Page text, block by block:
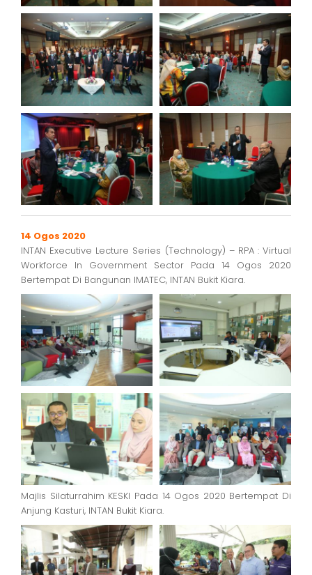
14 Ogos 2020
INTAN Executive Lecture Series (Technology) – RPA : Virtual
Workforce In Government Sector Pada 14 Ogos 2020
Bertempat Di Bangunan IMATEC, INTAN Bukit Kiara.
Majlis Silaturrahim KESKI Pada 14 Ogos 2020 Bertempat Di
Anjung Kasturi, INTAN Bukit Kiara.